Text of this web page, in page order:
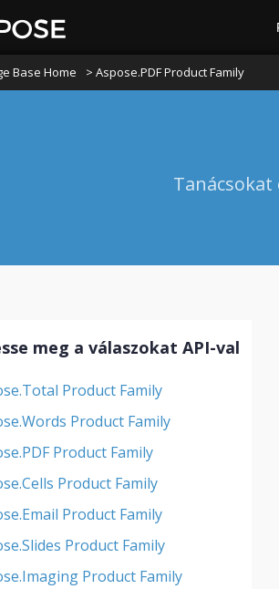
Base Home > Aspose.PDF Product Family
meg a válaszokat API-val
Product Family
Product Family
Product Family
Product Family
Product Family
Product Family
Product Family